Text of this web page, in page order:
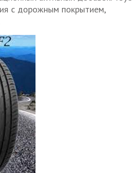
с дорожным покрытием,